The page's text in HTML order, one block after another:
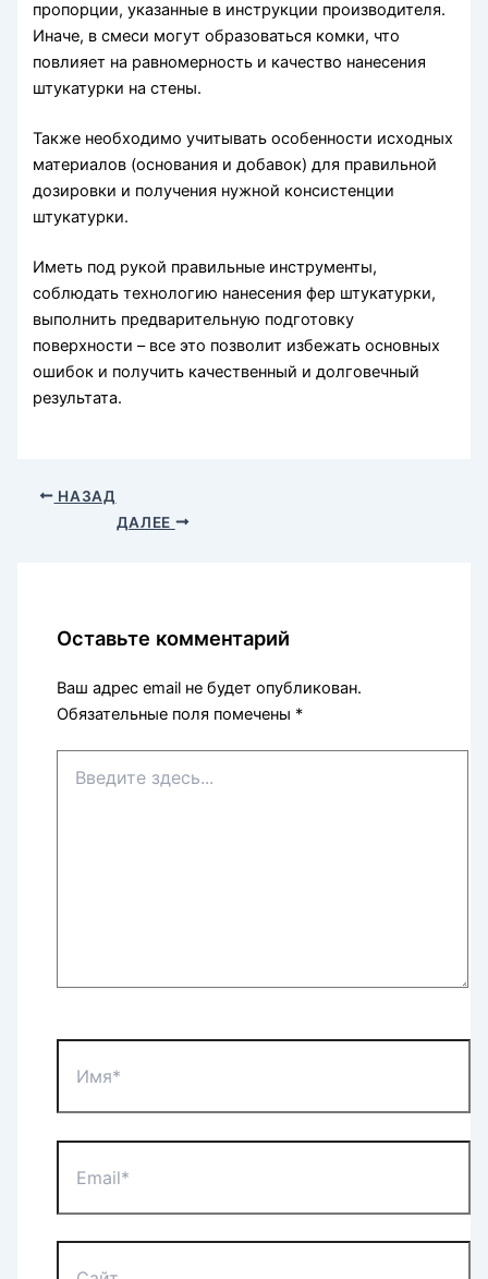
пропорции, указанные в инструкции производителя.
Иначе, в смеси могут образоваться комки, что
повлияет на равномерность и качество нанесения
штукатурки на стены.
Также необходимо учитывать особенности исходных
материалов (основания и добавок) для правильной
дозировки и получения нужной консистенции
штукатурки.
Иметь под рукой правильные инструменты,
соблюдать технологию нанесения фер штукатурки,
выполнить предварительную подготовку
поверхности – все это позволит избежать основных
ошибок и получить качественный и долговечный
результата.
НАЗАД
ДАЛЕЕ
Оставьте комментарий
Ваш адрес email не будет опубликован.
Обязательные поля помечены *
здесь...